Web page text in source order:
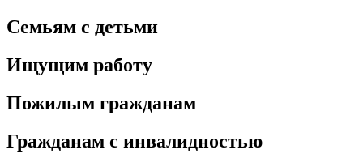
Семьям с детьми
Ищущим работу
Пожилым гражданам
Гражданам с инвалидностью